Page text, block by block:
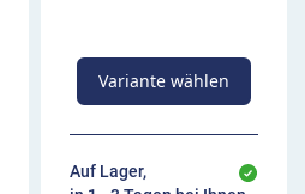
maximale Tempo von
Vorlauf vor der
Variante wählen
Auf Lager,